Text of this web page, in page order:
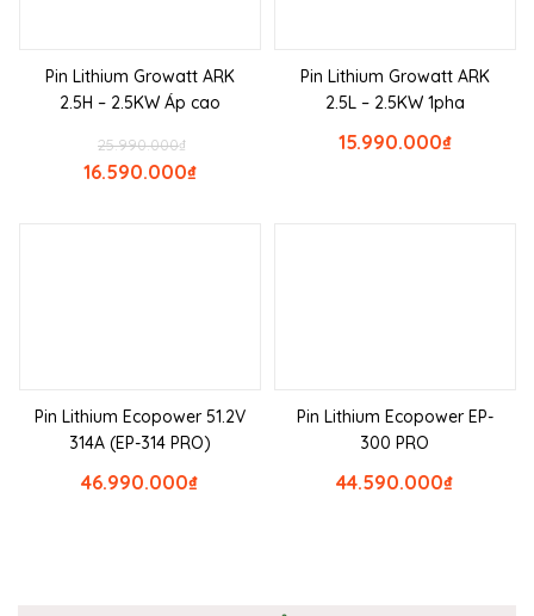
Pin Lithium Growatt ARK
2.5H – 2.5KW Áp cao
₫
25.990.000
₫
16.590.000
Pin Lithium Growatt ARK
2.5L – 2.5KW 1pha
₫
15.990.000
Pin Lithium Ecopower 51.2V
314A (EP-314 PRO)
₫
46.990.000
Pin Lithium Ecopower EP-
300 PRO
₫
44.590.000